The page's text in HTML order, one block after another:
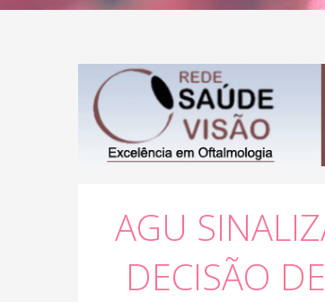
AGU
DECISÃO